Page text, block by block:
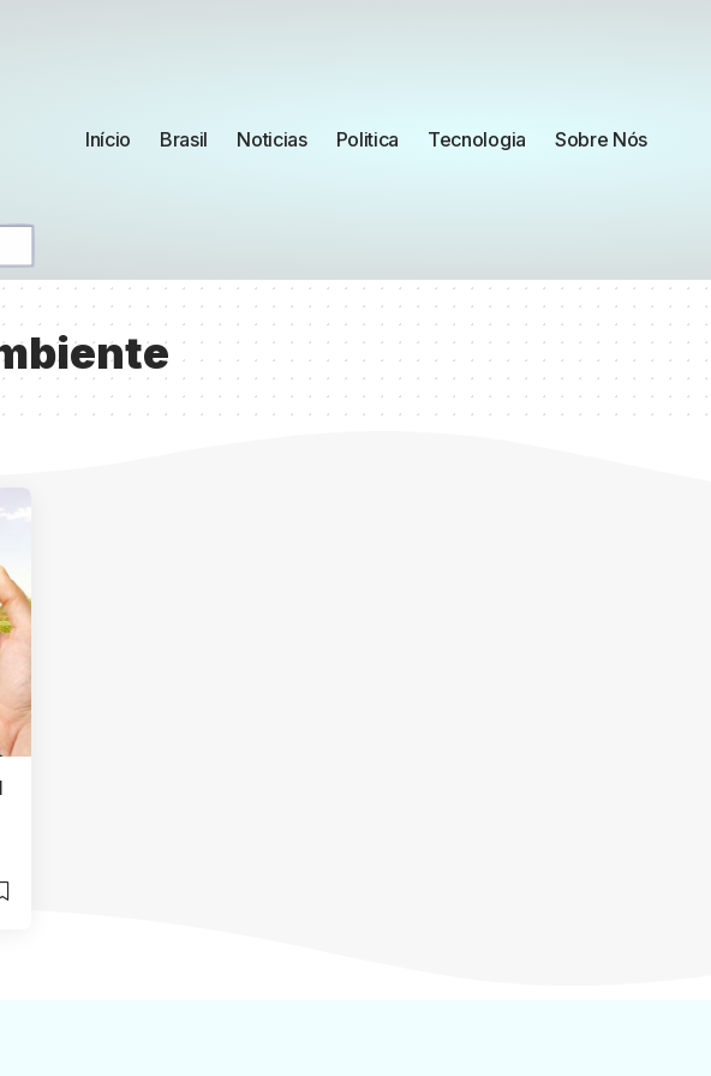
Início Brasil Noticias Politica Tecnologia Sobre Nós